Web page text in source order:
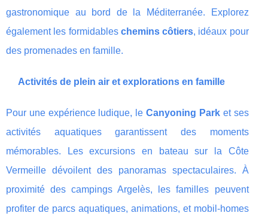
gastronomique au bord de la Méditerranée. Explorez
également les formidables chemins côtiers, idéaux pour
des promenades en famille.
Activités de plein air et explorations en famille
Pour une expérience ludique, leCanyoning Parket ses
activités aquatiques garantissent des moments
mémorables. Les excursions en bateau sur la Côte
Vermeille dévoilent des panoramas spectaculaires. À
proximité des campings Argelès, les familles peuvent
profiter de parcs aquatiques, animations, et mobil-homes